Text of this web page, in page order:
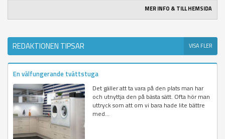
MER INFO & TILL HEMSIDA
REDAKTIONEN TIPSAR VISA FLER
En välfungerande tvättstuga
Det gäller att ta vara på den plats man har
och utnyttja den på bästa sätt. Ofta hör man
uttryck som att om vi bara hade lite bättre
med...